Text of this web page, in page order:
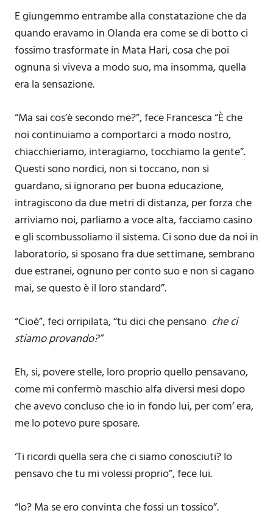
E giungemmo entrambe alla constatazione che da
quando eravamo in Olanda era come se di botto ci
fossimo trasformate in Mata Hari, cosa che poi
ognuna si viveva a modo suo, ma insomma, quella
era la sensazione.
“Ma sai cos’è secondo me?”, fece Francesca “È che
noi continuiamo a comportarci a modo nostro,
chiacchieriamo, interagiamo, tocchiamo la gente”.
Questi sono nordici, non si toccano, non si
guardano, si ignorano per buona educazione,
intragiscono da due metri di distanza, per forza che
arriviamo noi, parliamo a voce alta, facciamo casino
e gli scombussoliamo il sistema. Ci sono due da noi in
laboratorio, si sposano fra due settimane, sembrano
due estranei, ognuno per conto suo e non si cagano
mai, se questo è il loro standard”.
“Cioè”, feci orripilata, “tu dici che pensano che ci
stiamo provando?”
Eh, si, povere stelle, loro proprio quello pensavano,
come mi confermò maschio alfa diversi mesi dopo
che avevo concluso che io in fondo lui, per com’ era,
me lo potevo pure sposare.
‘Ti ricordi quella sera che ci siamo conosciuti? Io
pensavo che tu mi volessi proprio”, fece lui.
“Io? Ma se ero convinta che fossi un tossico”.